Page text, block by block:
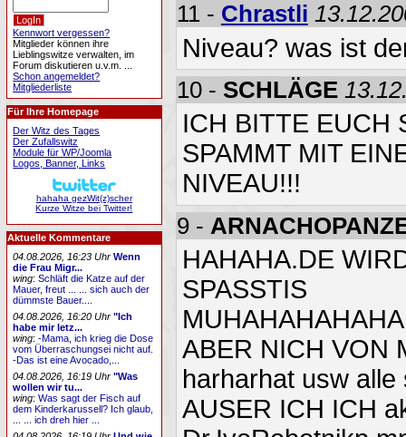
11 - Chrastli
Niveau? was ist
10 - SCHLÄGE
ICH BITTE EUCH
SPAMMT MIT
NIVEAU!!!
9 -
HAHAHA.DE
SPASSTIS
ABER NICH VON
harharhat usw alle
AUSER ICH ICH
Kennwort vergessen?
Mitglieder können ihre
Lieblingswitze verwalten, im
Forum diskutieren u.v.m. ...
Schon angemeldet?
Mitgliederliste
Für Ihre Homepage
Der Witz des Tages
Der Zufallswitz
Module für WP/Joomla
Logos, Banner, Links
hahaha gezWit(z)scher
Kurze Witze bei Twitter!
Aktuelle Kommentare
04.08.2026, 16:23 Uhr Wenn
die Frau Migr...
wing:Schläft die Katze auf der
Mauer, freut ... ... sich auch der
dümmste Bauer....
04.08.2026, 16:20 Uhr "Ich
habe mir letz...
wing:-Mama, ich krieg die Dose
vom Überraschungsei nicht auf.
-Das ist eine Avocado,...
04.08.2026, 16:19 Uhr "Was
wollen wir tu...
wing:Was sagt der Fisch auf
dem Kinderkarussell? Ich glaub,
... ... ich dreh hier ...